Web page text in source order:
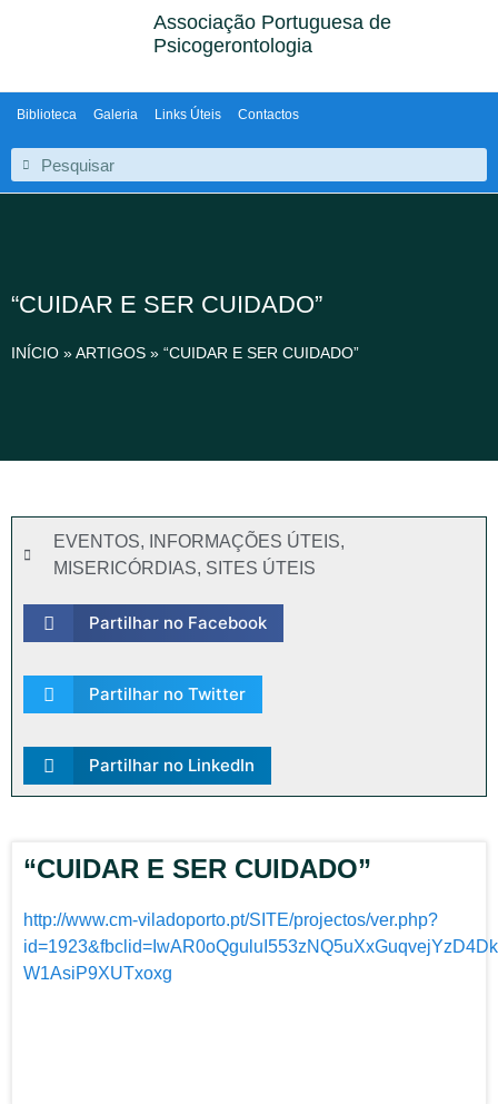
Associação Portuguesa de
Psicogerontologia
Biblioteca Galeria Links Úteis Contactos
“CUIDAR E SER CUIDADO”
INÍCIO »ARTIGOS » “CUIDAR E SER CUIDADO”
EVENTOS, INFORMAÇÕES ÚTEIS,
MISERICÓRDIAS, SITES ÚTEIS
Partilhar no Facebook
Partilhar no Twitter
Partilhar no LinkedIn
“CUIDAR E SER CUIDADO”
http://www.cm-viladoporto.pt/SITE/projectos/ver.php?
W1AsiP9XUTxoxg